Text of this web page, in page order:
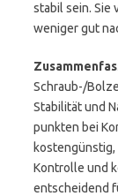
stabil sein. Sie
weniger gut
Schraub-/
Stabilität und
punkten bei
Kontrolle und
entscheidend